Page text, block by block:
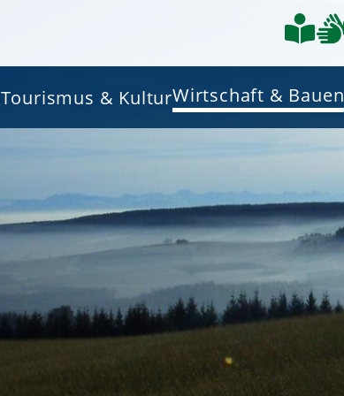
Tourismus & KulturWirtschaft & Bauen